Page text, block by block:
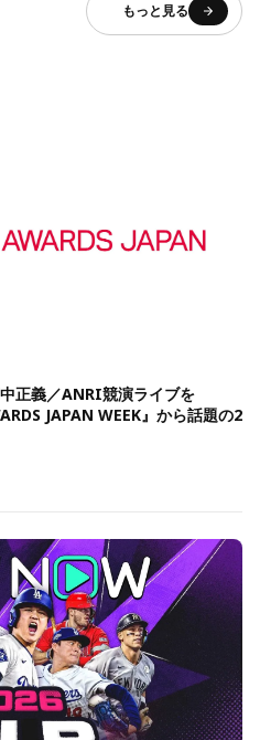
もっと見る
正義／ANRI競演ライブを
JAPAN WEEK』から話題の2